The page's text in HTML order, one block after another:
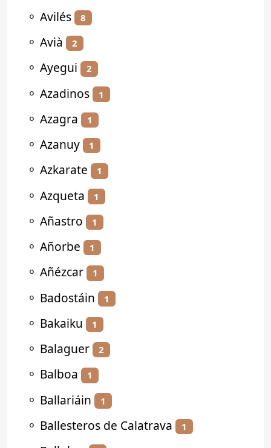
⚬ Avilés 8
⚬ Avià 2
⚬ Ayegui 2
⚬ Azadinos 1
⚬ Azagra 1
⚬ Azanuy 1
⚬ Azkarate 1
⚬ Azqueta 1
⚬ Añastro 1
⚬ Añorbe 1
⚬ Añézcar 1
⚬ Badostáin 1
⚬ Bakaiku 1
⚬ Balaguer 2
⚬ Balboa 1
⚬ Ballariáin 1
⚬ Ballesteros de Calatrava 1